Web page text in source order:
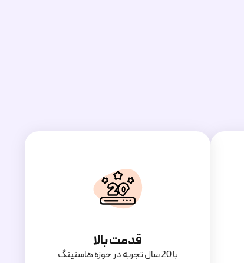
قدمت بالا
با 20 سال تجربه در حوزه هاستینگ